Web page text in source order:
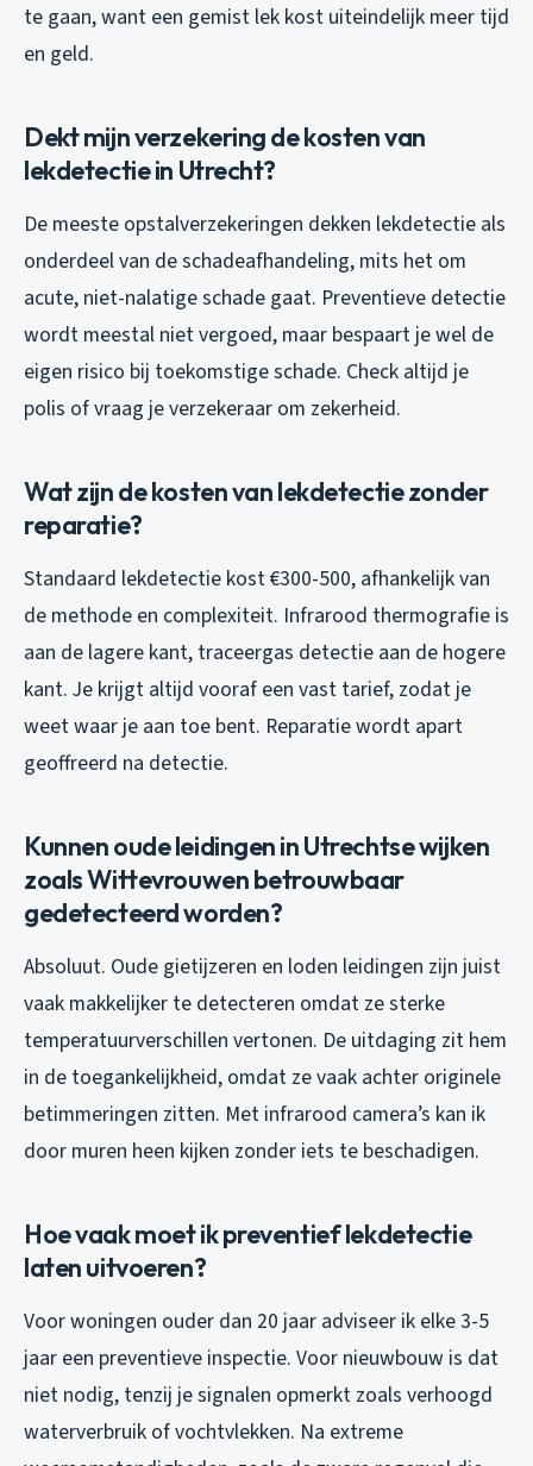
te gaan, want een gemist lek kost uiteindelijk meer tijd
en geld.
Dekt mijn verzekering de kosten van
lekdetectie in Utrecht?
De meeste opstalverzekeringen dekken lekdetectie als
onderdeel van de schadeafhandeling, mits het om
acute, niet-nalatige schade gaat. Preventieve detectie
wordt meestal niet vergoed, maar bespaart je wel de
eigen risico bij toekomstige schade. Check altijd je
polis of vraag je verzekeraar om zekerheid.
Wat zijn de kosten van lekdetectie zonder
reparatie?
Standaard lekdetectie kost €300-500, afhankelijk van
de methode en complexiteit. Infrarood thermografie is
aan de lagere kant, traceergas detectie aan de hogere
kant. Je krijgt altijd vooraf een vast tarief, zodat je
weet waar je aan toe bent. Reparatie wordt apart
geoffreerd na detectie.
Kunnen oude leidingen in Utrechtse wijken
zoals Wittevrouwen betrouwbaar
gedetecteerd worden?
Absoluut. Oude gietijzeren en loden leidingen zijn juist
vaak makkelijker te detecteren omdat ze sterke
temperatuurverschillen vertonen. De uitdaging zit hem
in de toegankelijkheid, omdat ze vaak achter originele
betimmeringen zitten. Met infrarood camera’s kan ik
door muren heen kijken zonder iets te beschadigen.
Hoe vaak moet ik preventief lekdetectie
laten uitvoeren?
Voor woningen ouder dan 20 jaar adviseer ik elke 3-5
jaar een preventieve inspectie. Voor nieuwbouw is dat
niet nodig, tenzij je signalen opmerkt zoals verhoogd
waterverbruik of vochtvlekken. Na extreme